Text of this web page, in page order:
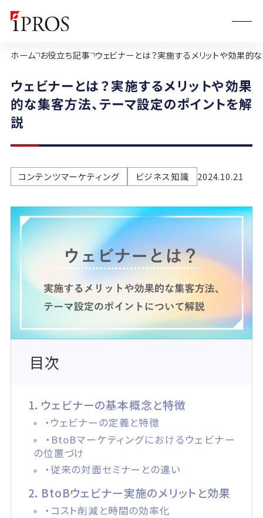
ホーム お役立ち記事 ウェビナーとは？実施するメリットや効果的
ウェビナーとは？実施するメリットや効果
的な集客方法、テーマ設定のポイントを解
説
コンテンツマーケティング ビジネス知識 2024.10.21
目次
1．ウェビナーの基本概念と特徴
・ウェビナーの定義と特徴
・BtoBマーケティングにおけるウェビナー
の位置づけ
・従来の対面セミナーとの違い
2．BtoBウェビナー実施のメリットと効果
・コスト削減と時間の効率化